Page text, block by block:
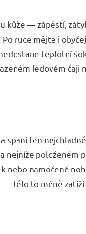
kůže — zápěstí,
ruce mějte i
teplotní
ledovém čaji
spaní ten
položeném
nebo namočené
— tělo to méně zatíží